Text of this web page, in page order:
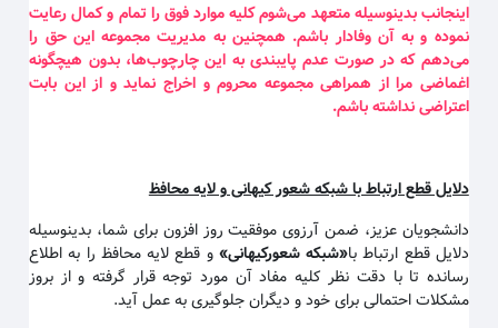
اینجانب بدینوسیله متعهد می‌شوم کلیه موارد فوق را تمام و کمال رعایت
نموده و به آن وفادار باشم. همچنین به مدیریت مجموعه این حق را
می‌دهم که در صورت عدم پایبندی به این چارچوب‌ها، بدون هیچگونه
اغماضی مرا از همراهی مجموعه محروم و اخراج نماید و از این بابت
اعتراضی نداشته باشم.
دلایل قطع ارتباط با شبکه شعور کیهانی و لایه محافظ
دانشجویان عزیز، ضمن آرزوی موفقیت روز افزون برای شما، بدینوسیله
دلایل قطع ارتباط با«شبکه شعورکیهانی»و قطع لایه محافظ را به اطلاع
رسانده تا با دقت نظر کلیه مفاد آن مورد توجه قرار گرفته و از بروز
مشکلات احتمالی برای خود و دیگران جلوگیری به عمل آید.